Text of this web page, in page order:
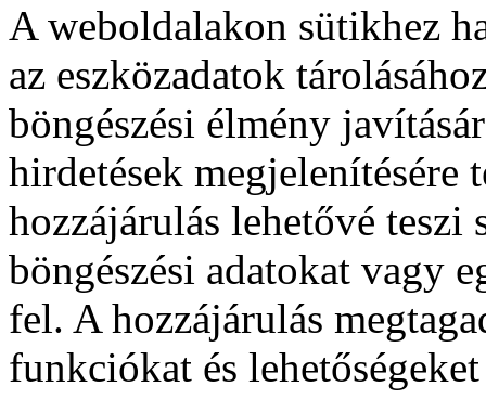
A weboldalakon sütikhez
az eszközadatok
böngészési élmény
hirdetések megjelenítésére
hozzájárulás lehetővé
böngészési adatokat vagy
fel. A hozzájárulás
funkciókat és